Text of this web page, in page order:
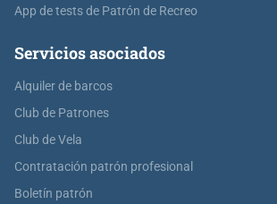
App de tests de Patrón de Recreo
Servicios asociados
Alquiler de barcos
Club de Patrones
Club de Vela
Contratación patrón profesional
Boletín patrón